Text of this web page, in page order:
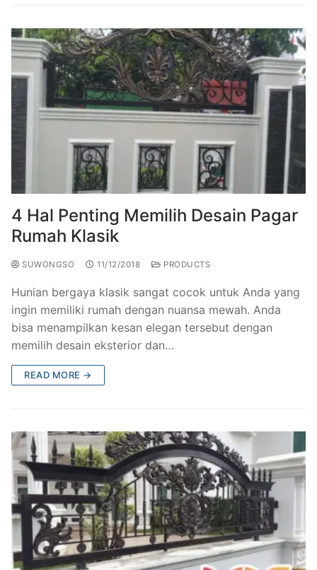
4 Hal Penting Memilih Desain Pagar
Rumah Klasik
SUWONGSO 11/12/2018 PRODUCTS
Hunian bergaya klasik sangat cocok untuk Anda yang
ingin memiliki rumah dengan nuansa mewah. Anda
bisa menampilkan kesan elegan tersebut dengan
memilih desain eksterior dan…
READ MORE →